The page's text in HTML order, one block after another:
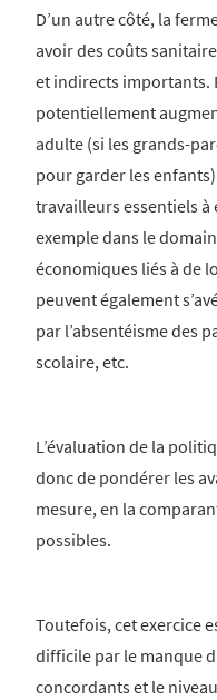
D’un autre côté, la
avoir des coûts
et indirects importants.
potentiellement
adulte (si les grands-
pour garder les
travailleurs essentiels
exemple dans le
économiques liés à de
peuvent également
par l’absentéisme des
scolaire, etc.
L’évaluation de la
donc de pondérer les
mesure, en la
possibles.
Toutefois, cet exercice
difficile par le manque
concordants et le